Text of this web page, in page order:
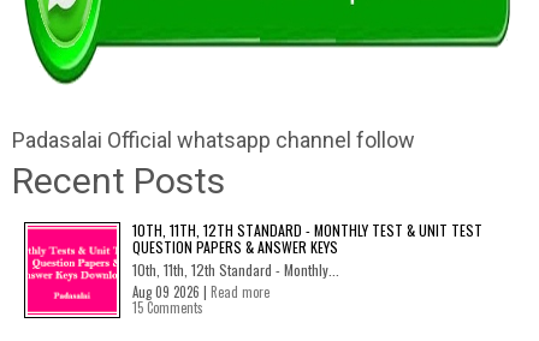
Padasalai Official whatsapp channel follow
Recent Posts
10TH, 11TH, 12TH STANDARD - MONTHLY TEST & UNIT TEST
QUESTION PAPERS & ANSWER KEYS
10th, 11th, 12th Standard - Monthly...
Aug 09 2026 | Read more
15 Comments